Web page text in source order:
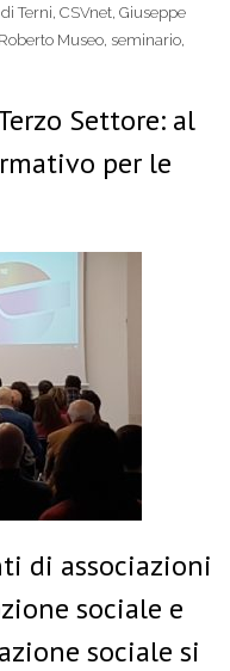
Terni, CSVnet, Giuseppe
Roberto Museo, seminario,
Settore: al
per le
di associazioni
sociale e
sociale si